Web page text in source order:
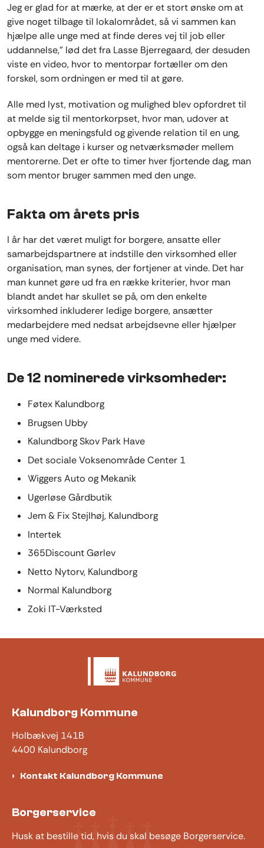
Jeg er glad for at mærke, at der er et stort ønske om at
give noget tilbage til lokalområdet, så vi sammen kan
hjælpe alle unge med at finde deres vej til job eller
uddannelse,” lød det fra Lasse Bjerregaard, der desuden
viste en video, hvor to mentorpar fortæller om den
forskel, som ordningen er med til at gøre.
Alle med lyst, motivation og mulighed blev opfordret til
at melde sig til mentorkorpset, hvor man, udover at
opbygge en meningsfuld og givende relation til en ung,
også kan deltage i kurser og netværksmøder mellem
mentorerne. Det er ofte to timer hver fjortende dag, man
som mentor bruger sammen med den unge.
Fakta om årets pris
I år har det været muligt for borgere, ansatte eller
samarbejdspartnere at indstille den virksomhed eller
organisation, man synes, der fortjener at vinde. Det har
man kunnet gøre ud fra en række kriterier, hvor man
blandt andet har skullet se på, om den enkelte
virksomhed inkluderer ledige borgere, ansætter
medarbejdere med nedsat arbejdsevne eller hjælper
unge med videre.
De 12 nominerede virksomheder:
Føtex Kalundborg
Brugsen Ubby
Kalundborg Skov Park Have
Det sociale Voksenområde Center 1
Wiggers Auto og Mekanik
Ugerløse Gårdbutik
Jem & Fix Stejlhøj, Kalundborg
Intertek
365Discount Gørlev
Netto Nytorv, Kalundborg
Normal Kalundborg
Zoki IT-Værksted
Kalundborg Kommune
Holbækvej 141B
4400 Kalundborg
Kontakt Kalundborg Kommune
Borgerservice
Husk at bestille tid, hvis du skal besøge Borgerservice.